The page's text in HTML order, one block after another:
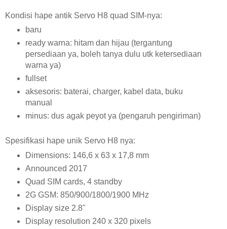
Kondisi hape antik Servo H8 quad SIM-nya:
baru
ready warna: hitam dan hijau (tergantung
persediaan ya, boleh tanya dulu utk ketersediaan
warna ya)
fullset
aksesoris: baterai, charger, kabel data, buku
manual
minus: dus agak peyot ya (pengaruh pengiriman)
Spesifikasi hape unik Servo H8 nya:
Dimensions: 146,6 x 63 x 17,8 mm
Announced 2017
Quad SIM cards, 4 standby
2G GSM: 850/900/1800/1900 MHz
Display size 2.8"
Display resolution 240 x 320 pixels